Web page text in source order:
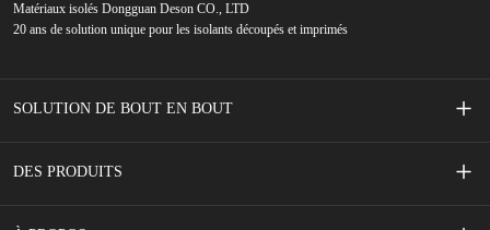
Matériaux isolés Dongguan Deson CO., LTD
20 ans de solution unique pour les isolants découpés et imprimés
SOLUTION DE BOUT EN BOUT
Interrupteurs à membrane sérigraphiés
DES PRODUITS